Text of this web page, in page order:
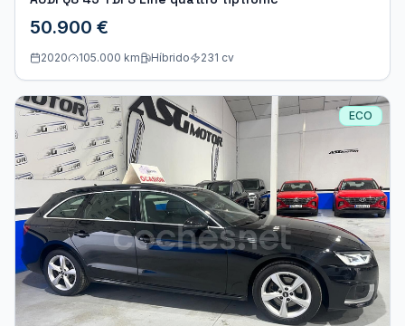
50.900 €
2020 105.000 km Híbrido 231 cv
ECO